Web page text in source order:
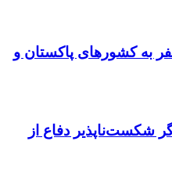
به کشورهای پاکستان و
شکست‌ناپذیر دفاع از